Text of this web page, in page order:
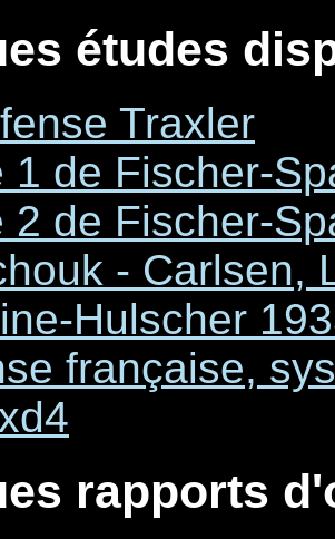
études
Traxler
1 de Fischer-
2 de Fischer-
- Carlsen,
Hulscher
française,
rapports